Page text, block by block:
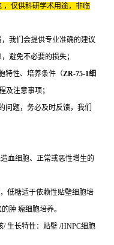
，仅供科研学术用途，非临
我们会提供专业准确的建议
避免不必要的损失；
特性、培养条件（ZR-75-1细
及注意事项；
问题，务必及时反馈，我们
血细胞、正常或恶性增生的
低糖适于依赖性贴壁细胞培
肿 瘤细胞培养。
生长特性：贴壁 /HNPC细胞